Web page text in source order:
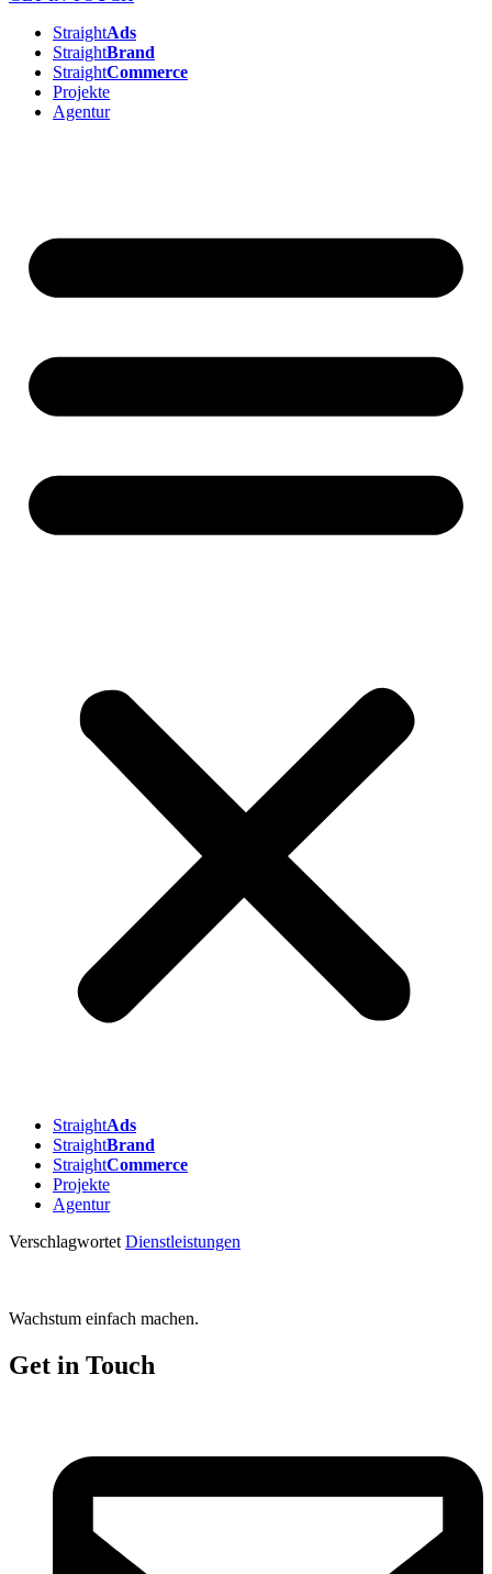
StraightAds
StraightBrand
StraightCommerce
Projekte
Agentur
StraightAds
StraightBrand
StraightCommerce
Projekte
Agentur
Verschlagwortet Dienstleistungen
Wachstum einfach machen.
Get in Touch